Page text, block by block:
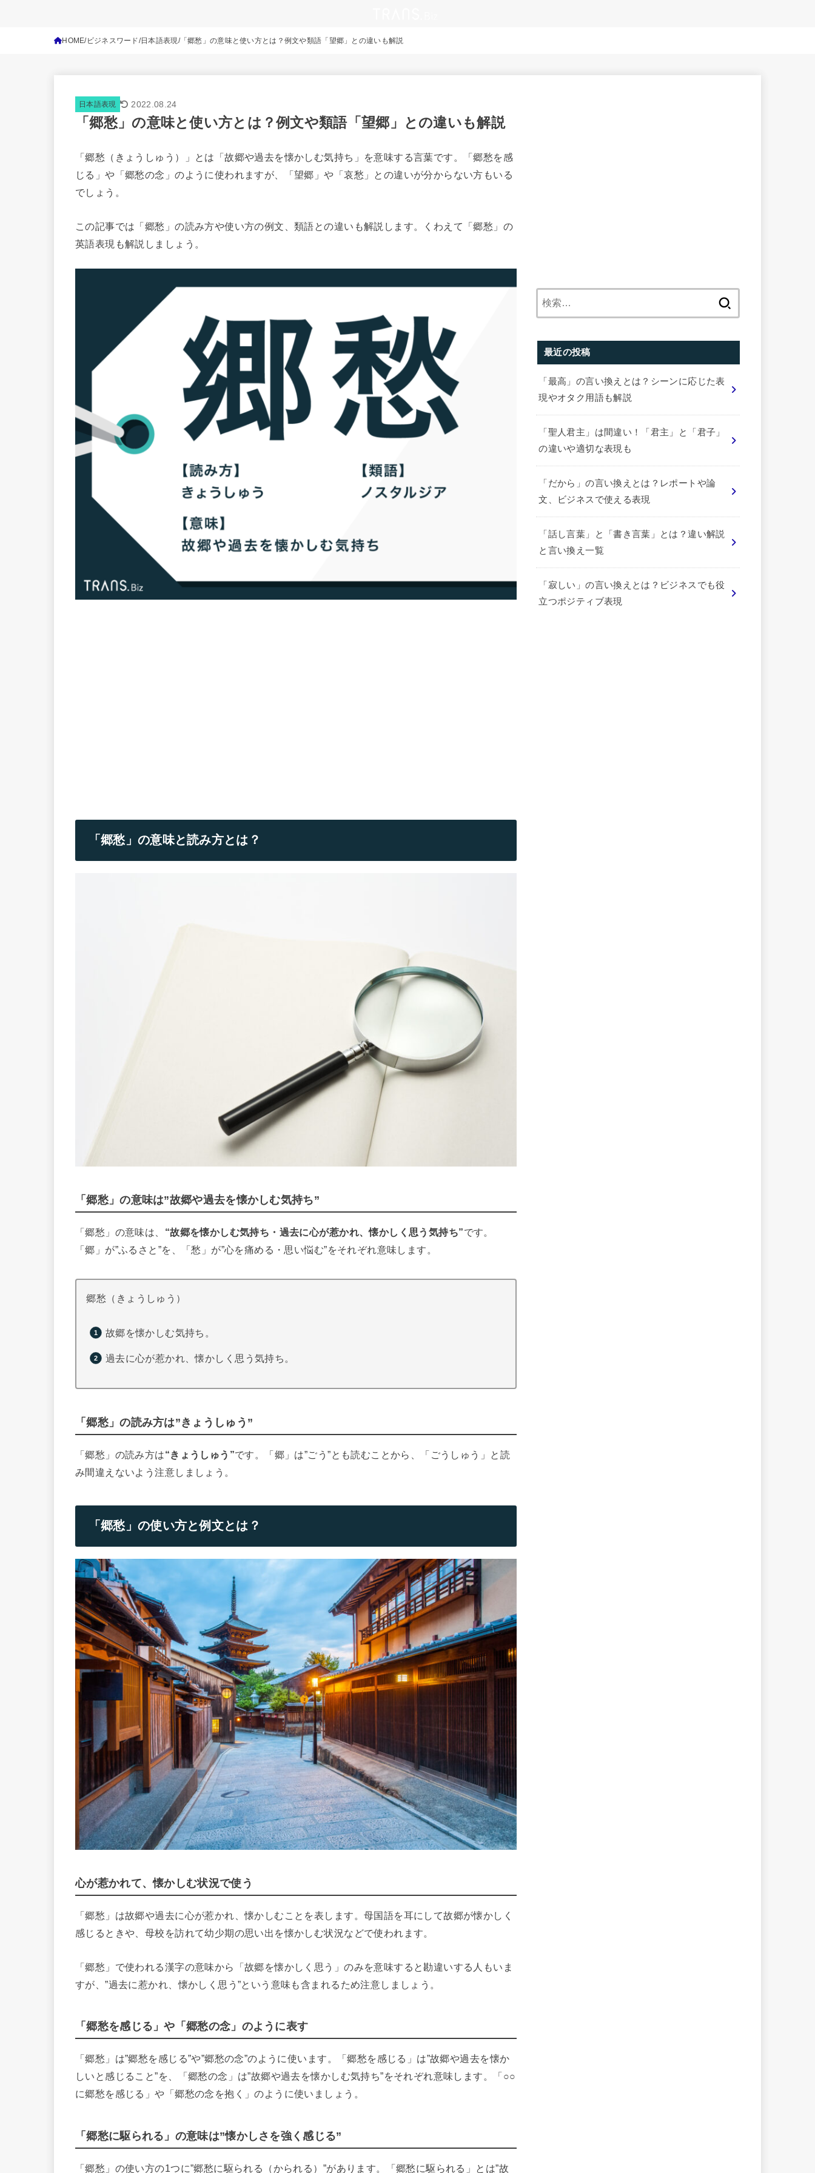
HOME ビジネスワード 日本語表現 「郷愁」の意味と使い方とは？例文や類語「望郷」との違いも解説
日本語表現 2022.08.24
「郷愁」の意味と使い方とは？例文や類語「望郷」との違いも解説
「郷愁（きょうしゅう）」とは「故郷や過去を懐かしむ気持ち」を意味する言葉です。「郷愁を感
じる」や「郷愁の念」のように使われますが、「望郷」や「哀愁」との違いが分からない方もいる
でしょう。
この記事では「郷愁」の読み方や使い方の例文、類語との違いも解説します。くわえて「郷愁」の
英語表現も解説しましょう。
「郷愁」の意味と読み方とは？
「郷愁」の意味は”故郷や過去を懐かしむ気持ち”
「郷愁」の意味は、 “故郷を懐かしむ気持ち・過去に心が惹かれ、懐かしく思う気持ち”です。
「郷」が”ふるさと”を、「愁」が”心を痛める・思い悩む”をそれぞれ意味します。
郷愁（きょうしゅう）
故郷を懐かしむ気持ち。
過去に心が惹かれ、懐かしく思う気持ち。
「郷愁」の読み方は”きょうしゅう”
「郷愁」の読み方は“きょうしゅう”です。「郷」は”ごう”とも読むことから、「ごうしゅう」と読
み間違えないよう注意しましょう。
「郷愁」の使い方と例文とは？
心が惹かれて、懐かしむ状況で使う
「郷愁」は故郷や過去に心が惹かれ、懐かしむことを表します。母国語を耳にして故郷が懐かしく
感じるときや、母校を訪れて幼少期の思い出を懐かしむ状況などで使われます。
「郷愁」で使われる漢字の意味から「故郷を懐かしく思う」のみを意味すると勘違いする人もいま
すが、”過去に惹かれ、懐かしく思う”という意味も含まれるため注意しましょう。
「郷愁を感じる」や「郷愁の念」のように表す
「郷愁」は”郷愁を感じる”や”郷愁の念”のように使います。「郷愁を感じる」は”故郷や過去を懐か
しいと感じること”を、「郷愁の念」は”故郷や過去を懐かしむ気持ち”をそれぞれ意味します。「○○
に郷愁を感じる」や「郷愁の念を抱く」のように使いましょう。
「郷愁に駆られる」の意味は”懐かしさを強く感じる”
「郷愁」の使い方の1つに”郷愁に駆られる（かられる）”があります。「郷愁に駆られる」とは”故
最近の投稿
「最高」の言い換えとは？シーンに応じた表
現やオタク用語も解説
「聖人君主」は間違い！「君主」と「君子」
の違いや適切な表現も
「だから」の言い換えとは？レポートや論
文、ビジネスで使える表現
「話し言葉」と「書き言葉」とは？違い解説
と言い換え一覧
「寂しい」の言い換えとは？ビジネスでも役
立つポジティブ表現